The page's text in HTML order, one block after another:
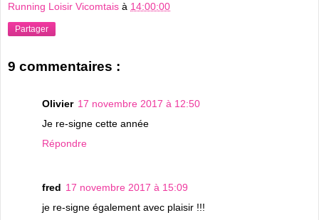
Running Loisir Vicomtais à 14:00:00
Partager
9 commentaires :
Olivier 17 novembre 2017 à 12:50
Je re-signe cette année
Répondre
fred 17 novembre 2017 à 15:09
je re-signe également avec plaisir !!!